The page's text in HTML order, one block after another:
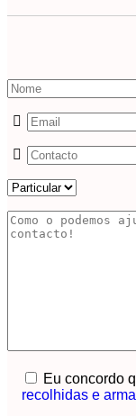
Eu concordo
recolhidas e